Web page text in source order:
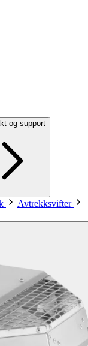
og support
Avtrekksvifter